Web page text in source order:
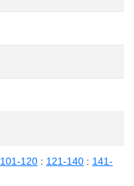
101-120 : 121-140 : 141-